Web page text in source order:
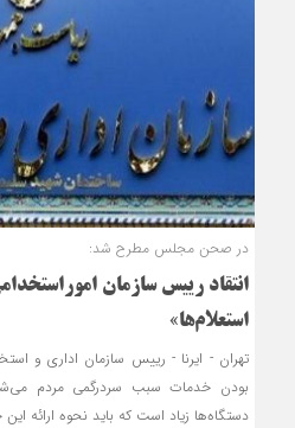
در صحن مجلس مطرح شد:
انتقاد رییس سازمان
استعلام‌ها»
تهران - ایرنا - رییس سازمان اداری و
بودن خدمات سبب سردرگمی مردم
دستگاه‌ها زیاد است که باید نحوه ارائه